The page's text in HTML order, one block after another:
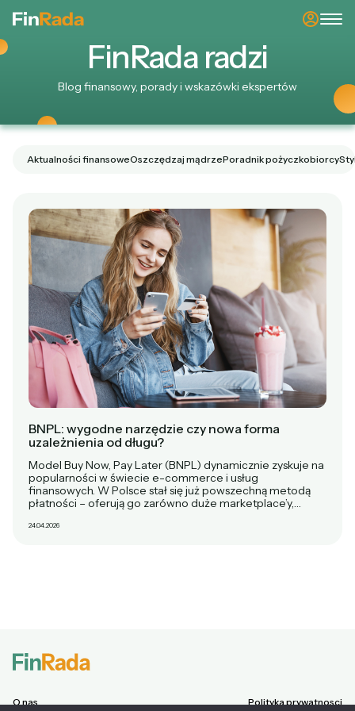
FinRada radzi
Blog finansowy, porady i wskazówki ekspertów
Aktualności finansoweOszczędzaj mądrzePoradnik pożyczkobiorcy
BNPL: wygodne narzędzie czy nowa forma
uzależnienia od długu?
Model Buy Now, Pay Later (BNPL) dynamicznie zyskuje na
popularności w świecie e-commerce i usług
finansowych. W Polsce stał się już powszechną metodą
płatności – oferują go zarówno duże marketplace’y,…
24.04.2026
O nas
Polityka prywatnosci